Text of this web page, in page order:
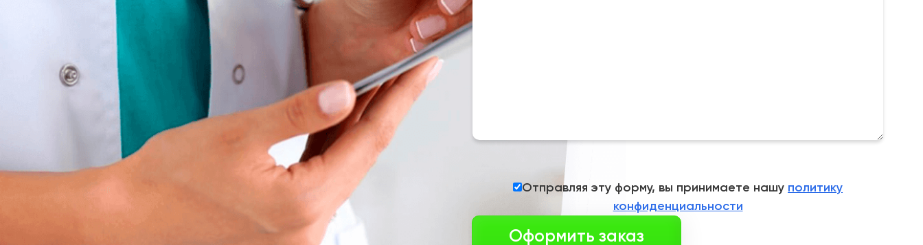
Отправляя эту форму, вы принимаете нашу политику
конфиденциальности